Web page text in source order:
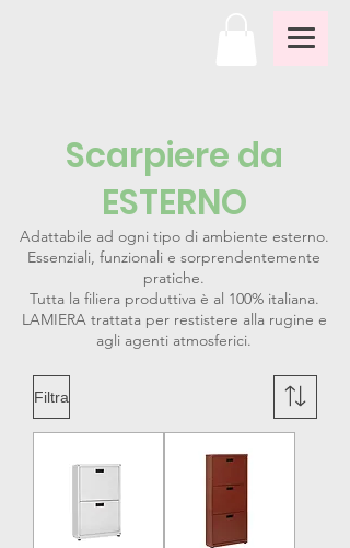
Scarpiere da
ESTERNO
Adattabile ad ogni tipo di ambiente esterno.
Essenziali, funzionali e sorprendentemente
pratiche.
Tutta la filiera produttiva è al 100% italiana.
LAMIERA trattata per restistere alla rugine e
agli agenti atmosferici.
Filtra